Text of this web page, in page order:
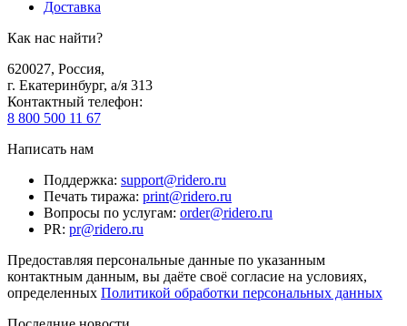
Доставка
Как нас найти?
620027, Россия,
г. Екатеринбург, а/я 313
Контактный телефон:
8 800 500 11 67
Написать нам
Поддержка: support@ridero.ru
Печать тиража: print@ridero.ru
Вопросы по услугам: order@ridero.ru
PR: pr@ridero.ru
Предоставляя персональные данные по указанным
контактным данным, вы даёте своё согласие на условиях,
определенных Политикой обработки персональных данных